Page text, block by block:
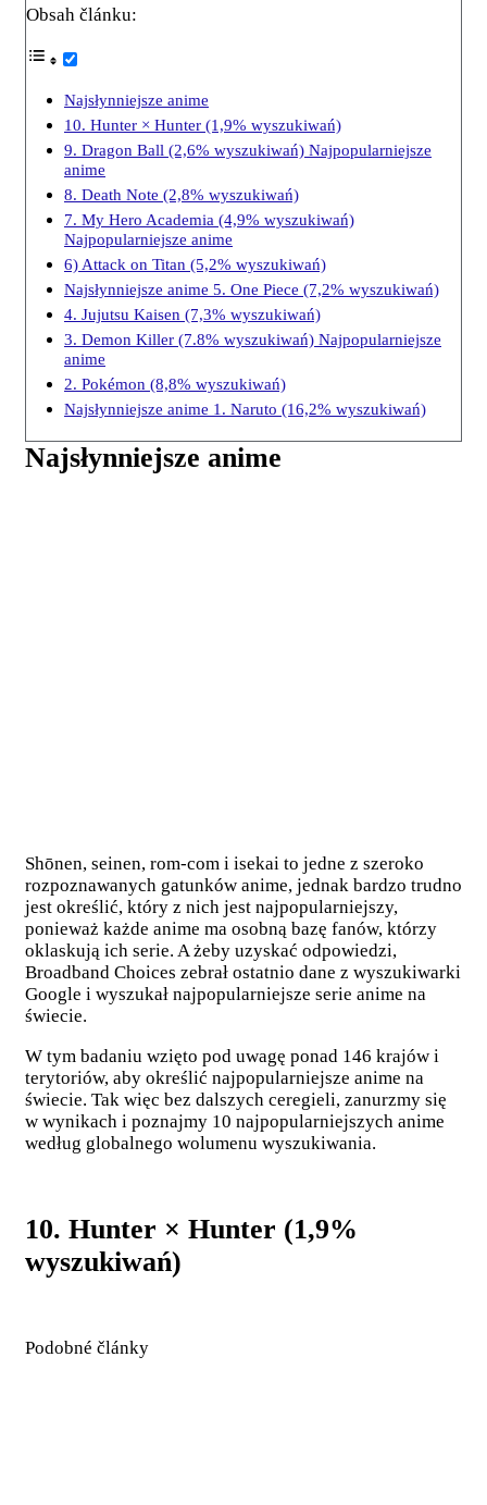
Obsah článku:
Najsłynniejsze anime
10. Hunter × Hunter (1,9% wyszukiwań)
9. Dragon Ball (2,6% wyszukiwań) Najpopularniejsze
anime
8. Death Note (2,8% wyszukiwań)
7. My Hero Academia (4,9% wyszukiwań)
Najpopularniejsze anime
6) Attack on Titan (5,2% wyszukiwań)
Najsłynniejsze anime 5. One Piece (7,2% wyszukiwań)
4. Jujutsu Kaisen (7,3% wyszukiwań)
3. Demon Killer (7.8% wyszukiwań) Najpopularniejsze
anime
2. Pokémon (8,8% wyszukiwań)
Najsłynniejsze anime 1. Naruto (16,2% wyszukiwań)
Najsłynniejsze anime
Shōnen, seinen, rom-com i isekai to jedne z szeroko
rozpoznawanych gatunków anime, jednak bardzo trudno
jest określić, który z nich jest najpopularniejszy,
ponieważ każde anime ma osobną bazę fanów, którzy
oklaskują ich serie. A żeby uzyskać odpowiedzi,
Broadband Choices zebrał ostatnio dane z wyszukiwarki
Google i wyszukał najpopularniejsze serie anime na
świecie.
W tym badaniu wzięto pod uwagę ponad 146 krajów i
terytoriów, aby określić najpopularniejsze anime na
świecie. Tak więc bez dalszych ceregieli, zanurzmy się
w wynikach i poznajmy 10 najpopularniejszych anime
według globalnego wolumenu wyszukiwania.
10. Hunter × Hunter (1,9%
wyszukiwań)
Podobné články